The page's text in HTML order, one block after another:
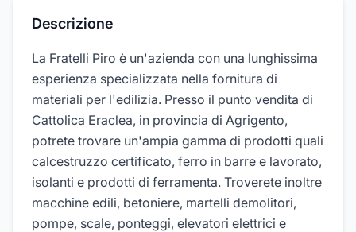
Descrizione
La Fratelli Piro è un'azienda con una lunghissima
esperienza specializzata nella fornitura di
materiali per l'edilizia. Presso il punto vendita di
Cattolica Eraclea, in provincia di Agrigento,
potrete trovare un'ampia gamma di prodotti quali
calcestruzzo certificato, ferro in barre e lavorato,
isolanti e prodotti di ferramenta. Troverete inoltre
macchine edili, betoniere, martelli demolitori,
pompe, scale, ponteggi, elevatori elettrici e